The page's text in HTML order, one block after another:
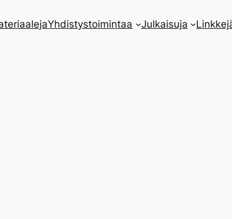
Yhdistystoimintaa Julkaisuja